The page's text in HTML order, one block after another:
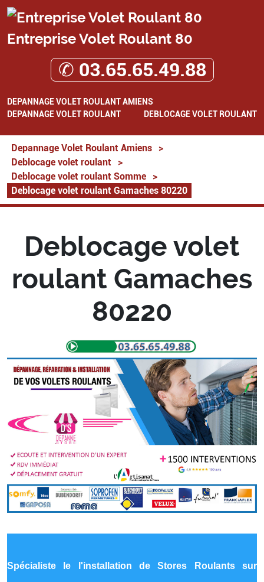
Entreprise Volet Roulant 80
✆ 03.65.65.49.88
DEPANNAGE VOLET ROULANT AMIENS
DEPANNAGE VOLET ROULANT
DEBLOCAGE VOLET ROULANT
Depannage Volet Roulant Amiens
>
Deblocage volet roulant
>
Deblocage volet roulant Somme
>
Deblocage volet roulant Gamaches 80220
Deblocage volet
roulant Gamaches
80220
Spécialiste le l'installation de Stores Roulants sur